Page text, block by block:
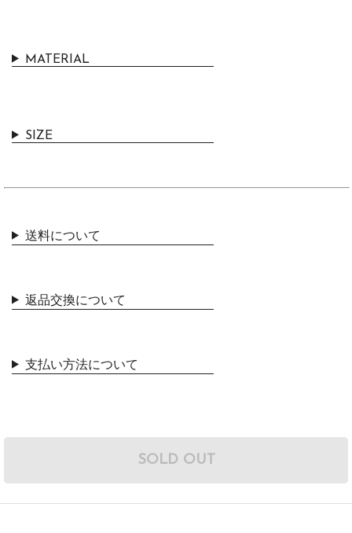
MATERIAL
SIZE
送料について
返品交換について
支払い方法について
SOLD OUT